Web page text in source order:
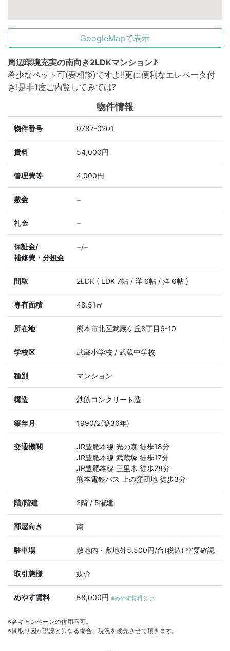
GoogleMapで表示
周辺環境充実の南向き2LDKマンション♪
希少なペット可(要相談)ですよ!!更に便利なエレベータ付
き!是非1度ご内覧してみては?
物件情報
物件番号 0787-0201
賃料 54,000円
管理費等 4,000円
敷金 −
礼金 −
保証金/
補修費・分担金
−/−
間取 2LDK ( LDK 7帖 / 洋 6帖 / 洋 6帖 )
専有面積 48.51㎡
所在地 熊本市北区武蔵ケ丘8丁目6-10
学校区 武蔵小学校 / 武蔵中学校
種別 マンション
構造 鉄筋コンクリート造
築年月 1990/2(築36年)
交通機関
JR豊肥本線 光の森 徒歩18分
JR豊肥本線 武蔵塚 徒歩17分
JR豊肥本線 三里木 徒歩28分
熊本電鉄バス 上の窪団地 徒歩3分
階/階建 2階 / 5階建
部屋向き 南
駐車場 敷地内・敷地外5,500円/台(税込) 空要確認
取引態様 媒介
めやす賃料 58,000円 ※めやす賃料とは
※各キャンペーンの併用不可。
※間取り図が現況と異なる場合、現況を優先させて頂きます。